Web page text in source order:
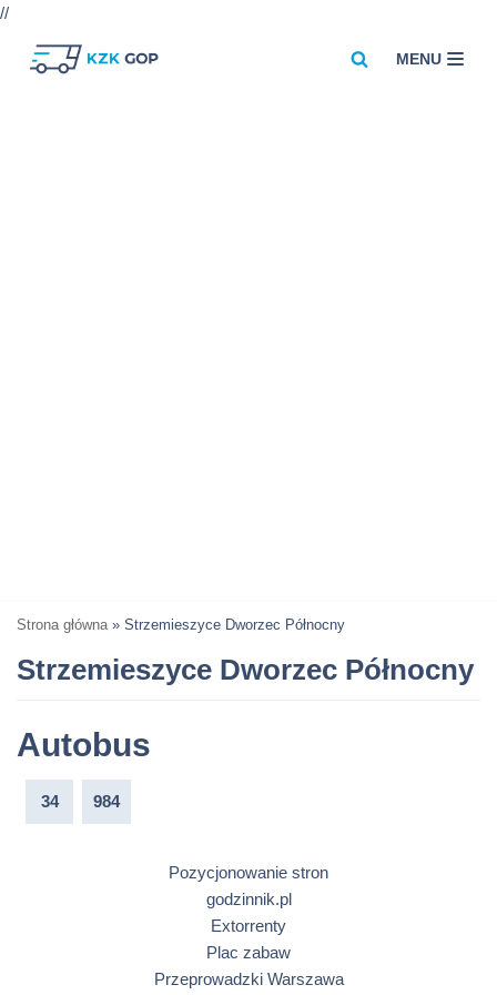
//
MENU
Strona główna » Strzemieszyce Dworzec Północny
Strzemieszyce Dworzec Północny
Autobus
34 984
Pozycjonowanie stron
godzinnik.pl
Extorrenty
Plac zabaw
Przeprowadzki Warszawa